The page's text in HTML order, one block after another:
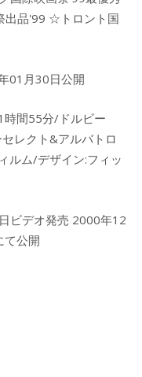
出品'99 ☆トロント国
01月30日公開
間55分/ドルビー
レクト&アルバトロ
ルム/デザイン:フィッ
ビデオ発売 2000年12
て公開